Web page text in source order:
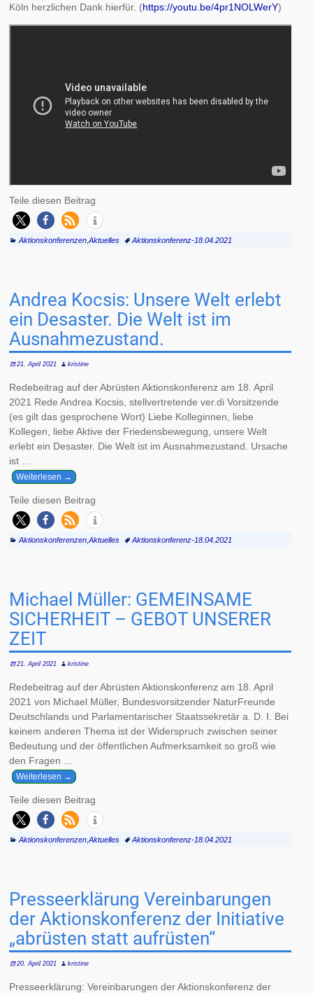
Köln herzlichen Dank hierfür. (https://youtu.be/4pr1NOLWerY)
Teile diesen Beitrag
Aktionskonferenzen, Aktuelles Aktionskonferenz-18.04.2021
Andrea Kocsis: Unsere Welt erlebt
ein Desaster. Die Welt ist im
Ausnahmezustand.
21. April 2021 kristine
Redebeitrag auf der Abrüsten Aktionskonferenz am 18. April
2021 Rede Andrea Kocsis, stellvertretende ver.di Vorsitzende
(es gilt das gesprochene Wort) Liebe Kolleginnen, liebe
Kollegen, liebe Aktive der Friedensbewegung, unsere Welt
erlebt ein Desaster. Die Welt ist im Ausnahmezustand. Ursache
ist
Weiterlesen →
Teile diesen Beitrag
Aktionskonferenzen, Aktuelles Aktionskonferenz-18.04.2021
Michael Müller: GEMEINSAME
SICHERHEIT – GEBOT UNSERER
ZEIT
21. April 2021 kristine
Redebeitrag auf der Abrüsten Aktionskonferenz am 18. April
2021 von Michael Müller, Bundesvorsitzender NaturFreunde
Deutschlands und Parlamentarischer Staatssekretär a. D. I. Bei
keinem anderen Thema ist der Widerspruch zwischen seiner
Bedeutung und der öffentlichen Aufmerksamkeit so groß wie
den Fragen
Weiterlesen →
Teile diesen Beitrag
Aktionskonferenzen, Aktuelles Aktionskonferenz-18.04.2021
Presseerklärung Vereinbarungen
der Aktionskonferenz der Initiative
„abrüsten statt aufrüsten“
20. April 2021 kristine
Presseerklärung: Vereinbarungen der Aktionskonferenz der